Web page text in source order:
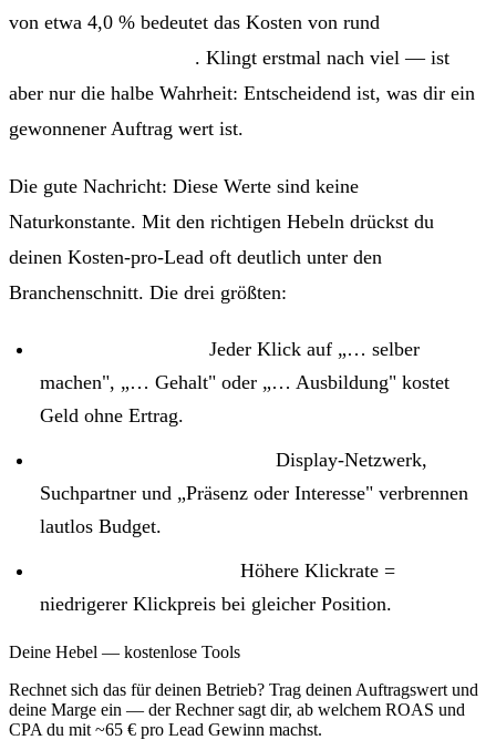
von etwa 4,0 % bedeutet das Kosten von rund
. Klingt erstmal nach viel — ist
aber nur die halbe Wahrheit: Entscheidend ist, was dir ein
gewonnener Auftrag wert ist.
Die gute Nachricht: Diese Werte sind keine
Naturkonstante. Mit den richtigen Hebeln drückst du
deinen Kosten-pro-Lead oft deutlich unter den
Branchenschnitt. Die drei größten:
Jeder Klick auf „… selber
machen", „… Gehalt" oder „… Ausbildung" kostet
Geld ohne Ertrag.
Display-Netzwerk,
Suchpartner und „Präsenz oder Interesse" verbrennen
lautlos Budget.
Höhere Klickrate =
niedrigerer Klickpreis bei gleicher Position.
Deine Hebel — kostenlose Tools
Rechnet sich das für deinen Betrieb? Trag deinen Auftragswert und
deine Marge ein — der Rechner sagt dir, ab welchem ROAS und
CPA du mit ~65 € pro Lead Gewinn machst.